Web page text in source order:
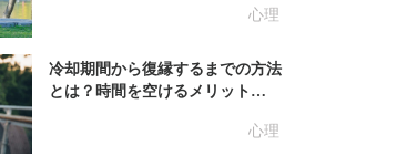
心理
心理
冷却期間から復縁するまでの方法
とは？時間を空けるメリット…